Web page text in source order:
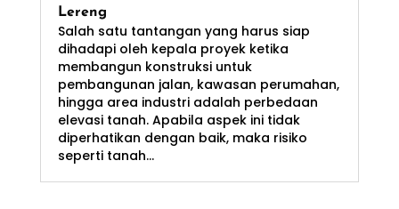
Lereng
Salah satu tantangan yang harus siap
dihadapi oleh kepala proyek ketika
membangun konstruksi untuk
pembangunan jalan, kawasan perumahan,
hingga area industri adalah perbedaan
elevasi tanah. Apabila aspek ini tidak
diperhatikan dengan baik, maka risiko
seperti tanah...